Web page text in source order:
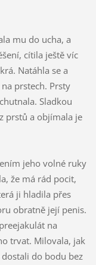
mu do ucha, a
cítila ještě víc
Natáhla se a
prstech. Prsty
Sladkou
prstů a objímala je
jeho volné ruky
že má rád pocit,
ji hladila přes
obratně její penis.
na
trvat. Milovala, jak
do bodu bez